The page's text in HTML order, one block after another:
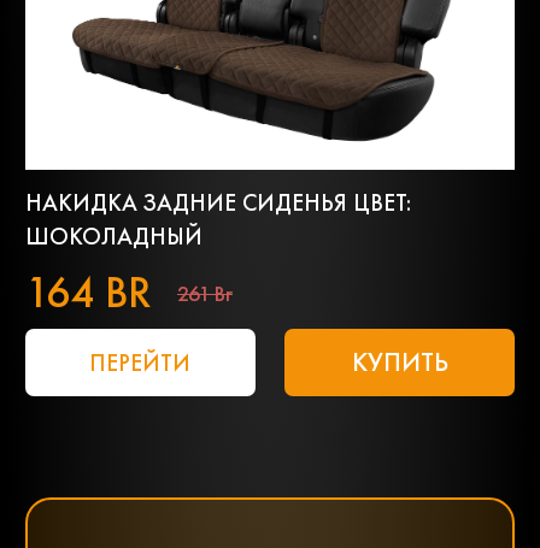
НАКИДКА ЗАДНИЕ СИДЕНЬЯ ЦВЕТ:
ШОКОЛАДНЫЙ
164 BR 261 Br
ПЕРЕЙТИ КУПИТЬ